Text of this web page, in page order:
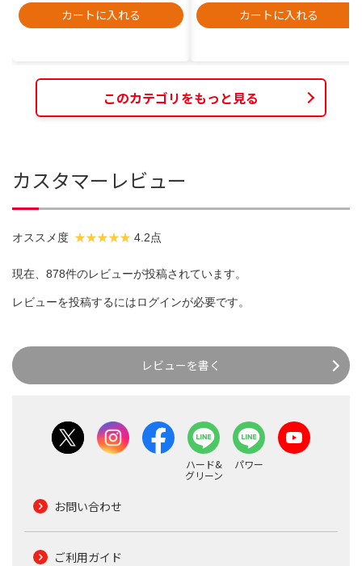
カートに入れる カートに入れる
このカテゴリをもっと見る
カスタマーレビュー
オススメ度 4.2点
現在、878件のレビューが投稿されています。
レビューを投稿するにはログインが必要です。
レビューを書く
ハード&
グリーン
パワー
お問い合わせ
ご利用ガイド